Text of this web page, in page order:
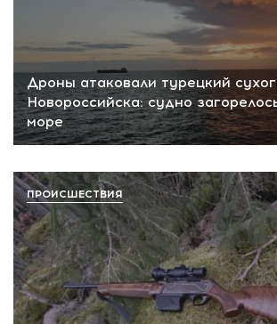
Дроны атаковали турецкий
Новороссийска: судно
море
ПРОИСШЕСТВИЯ